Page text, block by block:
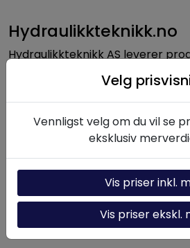
Hydraulikkteknikk.no
Hydraulikkteknikk AS leverer
og løsninger innen hydraulikk til
lang erfaring og solid
med alt fra enkeltkomponenter
hydrauliske systemer.
Nyttige linker
Hydraulikk-kalkulator
Om oss
Velg
Vennligst velg om du vil se
eksklusiv
Vis priser inkl.
Vis priser ekskl.